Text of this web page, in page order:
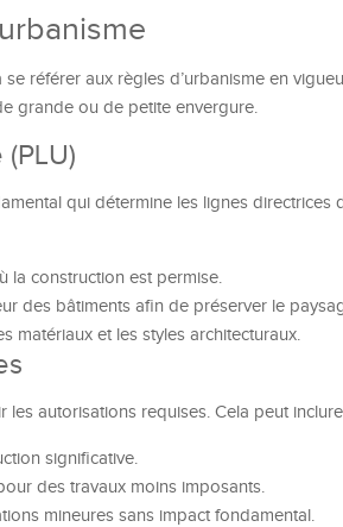
référer aux règles d’urbanisme en
grande ou de petite envergure.
qui détermine les lignes directrices
la construction est permise.
des bâtiments afin de préserver le
matériaux et les styles architecturaux.
les autorisations requises. Cela peut
significative.
des travaux moins imposants.
mineures sans impact fondamental.